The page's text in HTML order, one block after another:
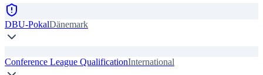
DBU-PokalDänemark
Conference League QualificationInternational